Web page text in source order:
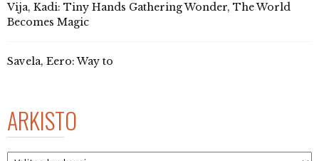
Vija, Kadi: Tiny Hands Gathering Wonder, The World
Becomes Magic
Savela, Eero: Way to
ARKISTO
Arkisto